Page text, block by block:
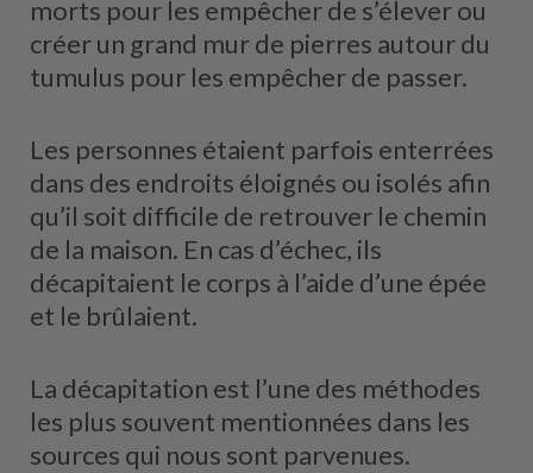
morts pour les empêcher de s’élever ou
créer un grand mur de pierres autour du
tumulus pour les empêcher de passer.
Les personnes étaient parfois enterrées
dans des endroits éloignés ou isolés afin
qu’il soit difficile de retrouver le chemin
de la maison. En cas d’échec, ils
décapitaient le corps à l’aide d’une épée
et le brûlaient.
La décapitation est l’une des méthodes
les plus souvent mentionnées dans les
sources qui nous sont parvenues.